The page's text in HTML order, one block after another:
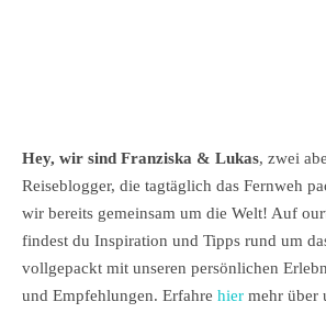
Hey, wir sind Franziska & Lukas, zwei
Reiseblogger, die tagtäglich das Fernweh
wir bereits gemeinsam um die Welt! Auf
findest du Inspiration und Tipps rund um
vollgepackt mit unseren persönlichen
und Empfehlungen. Erfahre hier mehr über